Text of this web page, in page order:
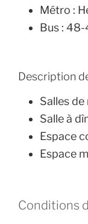
Métro :
Bus :
Description
Salles
Salle à
Espace
Espace
Conditions